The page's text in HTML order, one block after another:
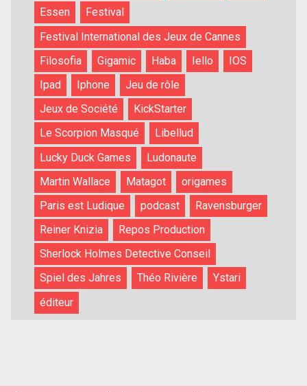
Essen
Festival
Festival International des Jeux de Cannes
Filosofia
Gigamic Haba Iello
IOS
Ipad
Iphone
Jeu de rôle
Jeux de Société
KickStarter
Le Scorpion Masqué
Libellud
Lucky Duck Games
Ludonaute
Martin Wallace
Matagot
origames
Paris est Ludique
podcast
Ravensburger
Reiner Knizia
Repos Production
Sherlock Holmes Detective Conseil
Spiel des Jahres
Théo Rivière
Ystari
éditeur